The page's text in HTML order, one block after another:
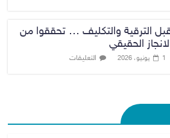
الترقية والتكليف … تحققوا من
الحقيقي
1 يونيو، 2026 التعليقات